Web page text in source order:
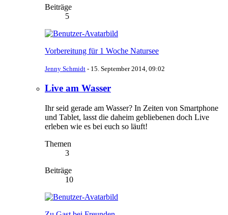
Beiträge
5
Vorbereitung für 1 Woche Natursee
Jenny Schmidt - 15. September 2014, 09:02
Live am Wasser
Ihr seid gerade am Wasser? In Zeiten von Smartphone
und Tablet, lasst die daheim gebliebenen doch Live
erleben wie es bei euch so läuft!
Themen
3
Beiträge
10